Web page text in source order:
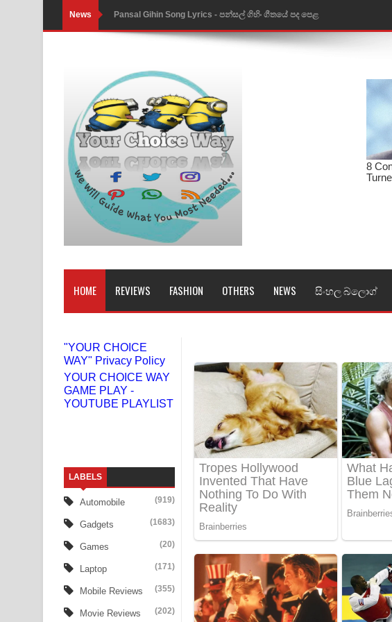
News Pansal Gihin Song Lyrics - පන්සල් ගිහිං ගීතයේ පද පෙළ
Ankeliya Song Lyrics - අංකෙළිය ගීතයේ පද පෙළ
DEAR GOD Song Lyrics - ඩියර් ගෝඩ් ගීතයේ පද පෙළ
MANAMALA KATHA Song Lyrics - මනමාල කතා ගීතයේ පද පෙළ
Dai Dai Lyrics - Shakira, Burna Boy | 2026 football world cup song lyrics
Lassana Amma Song Lyrics - ලස්සන අම්මා ගීතයේ පද පෙළ
Gemak Deela Song Lyrics - ගේමක් දීලා ගීතයේ පද පෙළ
Niwuna Numba Hinda Song Lyrics - නිවුනා නුඹ හින්දා ගීතයේ පද පෙළ
Numba Dun Aadare Song Lyrics - නුඹ දුන් ආදරේ ගීතයේ පද පෙළ
Sanda Babalena Song Lyrics - සඳ බැබලෙන ගීතයේ පද පෙළ
Adare Wadi Nisa Song Lyrics - ආදරේ වැඩි නිසා ගීතයේ පද පෙළ
UNUHUMA Song Lyrics - උණුහුම ගීතයේ පද පෙළ
Katakara Song Lyrics - කටකාර ගීතයේ පද පෙළ
Tharu Yaye Dilena Song Lyrics - තරු යායේ දිලෙනා ගීතයේ පද පෙළ
Ow Man Sosa Song Lyrics - ඔව් මං සෝසා ගීතයේ පද පෙළ
Heavy Weight Song Lyrics
Aye Lanweela Song Lyrics - ආයේ ලංවීලා ගීතයේ පද පෙළ
Ala purannata Song Lyrics - ආල පුරන්නට ගීතයේ පද පෙළ
HOME REVIEWS FASHION OTHERS NEWS සිංහල බ්ලොග්
"YOUR CHOICE
WAY" Privacy Policy
YOUR CHOICE WAY
GAME PLAY -
YOUTUBE PLAYLIST
LABELS
Automobile (919)
Gadgets (1683)
Games (20)
Laptop (171)
Mobile Reviews (355)
Movie Reviews (202)